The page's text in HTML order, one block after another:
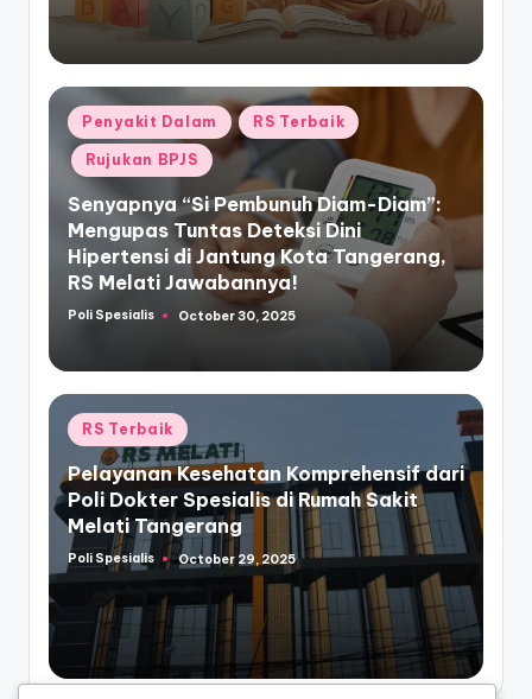
Posted
in
Penyakit Dalam RS Terbaik
Rujukan BPJS
Senyapnya “Si Pembunuh Diam-Diam”:
Mengupas Tuntas Deteksi Dini
Hipertensi di Jantung Kota Tangerang,
RS Melati Jawabannya!
Posted
Poli Spesialis October 30, 2025
Posted
in
RS Terbaik
Pelayanan Kesehatan Komprehensif dari
Poli Dokter Spesialis di Rumah Sakit
Melati Tangerang
Posted
Poli Spesialis October 29, 2025